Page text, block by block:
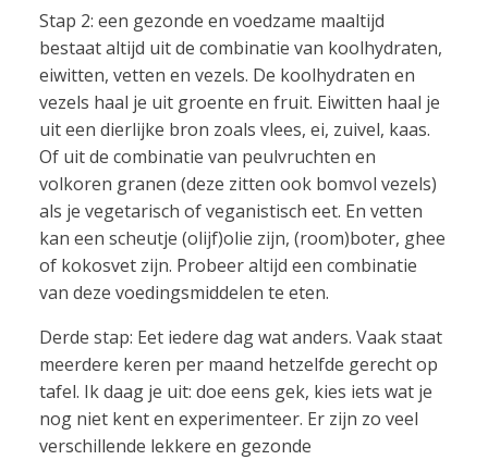
Stap 2: een gezonde en voedzame maaltijd
bestaat altijd uit de combinatie van koolhydraten,
eiwitten, vetten en vezels. De koolhydraten en
vezels haal je uit groente en fruit. Eiwitten haal je
uit een dierlijke bron zoals vlees, ei, zuivel, kaas.
Of uit de combinatie van peulvruchten en
volkoren granen (deze zitten ook bomvol vezels)
als je vegetarisch of veganistisch eet. En vetten
kan een scheutje (olijf)olie zijn, (room)boter, ghee
of kokosvet zijn. Probeer altijd een combinatie
van deze voedingsmiddelen te eten.
Derde stap: Eet iedere dag wat anders. Vaak staat
meerdere keren per maand hetzelfde gerecht op
tafel. Ik daag je uit: doe eens gek, kies iets wat je
nog niet kent en experimenteer. Er zijn zo veel
verschillende lekkere en gezonde